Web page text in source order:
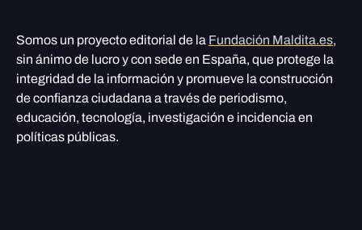
Somos un proyecto editorial de la Fundación Maldita.es,
sin ánimo de lucro y con sede en España, que protege la
integridad de la información y promueve la construcción
de confianza ciudadana a través de periodismo,
educación, tecnología, investigación e incidencia en
políticas públicas.